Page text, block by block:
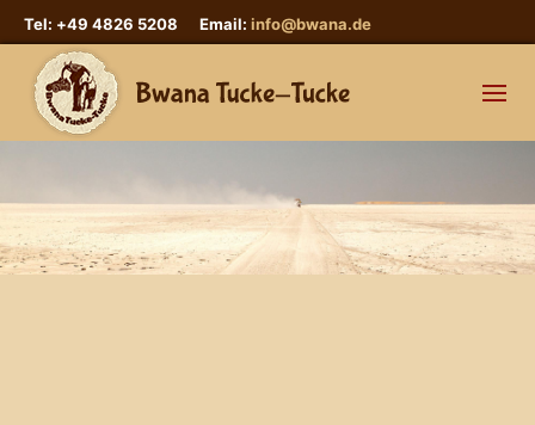
Tel: +49 4826 5208 Email: info@bwana.de